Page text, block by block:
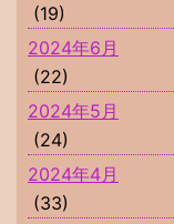
(19)
2024年6月
(22)
2024年5月
(24)
2024年4月
(33)